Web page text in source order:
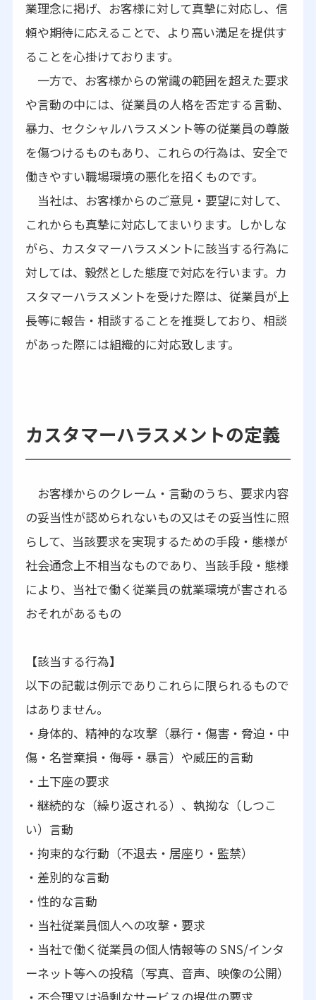
業理念に掲げ、お客様に対して真摯に対応し、信
頼や期待に応えることで、より高い満足を提供す
ることを心掛けております。
一方で、お客様からの常識の範囲を超えた要求
や言動の中には、従業員の人格を否定する言動、
暴力、セクシャルハラスメント等の従業員の尊厳
を傷つけるものもあり、これらの行為は、安全で
働きやすい職場環境の悪化を招くものです。
当社は、お客様からのご意見・要望に対して、
これからも真摯に対応してまいります。しかしな
がら、カスタマーハラスメントに該当する行為に
対しては、毅然とした態度で対応を行います。カ
スタマーハラスメントを受けた際は、従業員が上
長等に報告・相談することを推奨しており、相談
があった際には組織的に対応致します。
カスタマーハラスメントの定義
お客様からのクレーム・言動のうち、要求内容
の妥当性が認められないもの又はその妥当性に照
らして、当該要求を実現するための手段・態様が
社会通念上不相当なものであり、当該手段・態様
により、当社で働く従業員の就業環境が害される
おそれがあるもの
【該当する行為】
以下の記載は例示でありこれらに限られるもので
はありません。
・身体的、精神的な攻撃（暴行・傷害・脅迫・中
傷・名誉棄損・侮辱・暴言）や威圧的言動
・土下座の要求
・継続的な（繰り返される）、執拗な（しつこ
い）言動
・拘束的な行動（不退去・居座り・監禁）
・差別的な言動
・性的な言動
・当社従業員個人への攻撃・要求
・当社で働く従業員の個人情報等の SNS/インタ
ーネット等への投稿（写真、音声、映像の公開）